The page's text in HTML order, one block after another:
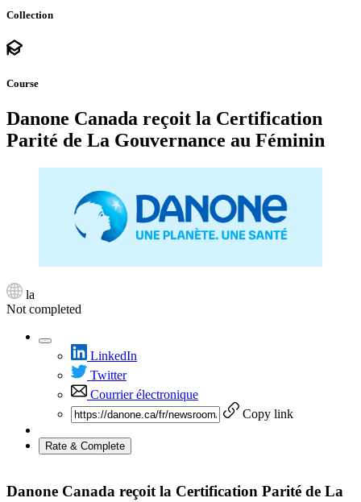
Collection
Course
Danone Canada reçoit la Certification
Parité de La Gouvernance au Féminin
la
Not completed
LinkedIn
Twitter
Courrier électronique
Copy link
Rate & Complete
Danone Canada reçoit la Certification Parité de La